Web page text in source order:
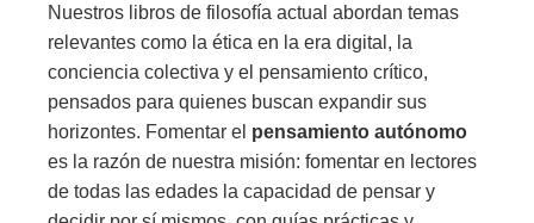
Nuestros libros de filosofía actual abordan temas
relevantes como la ética en la era digital, la
conciencia colectiva y el pensamiento crítico,
pensados para quienes buscan expandir sus
horizontes. Fomentar el pensamiento autónomo
es la razón de nuestra misión: fomentar en lectores
de todas las edades la capacidad de pensar y